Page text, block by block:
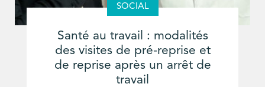
SOCIAL
Santé au travail : modalités
des visites de pré-reprise et
de reprise après un arrêt de
travail